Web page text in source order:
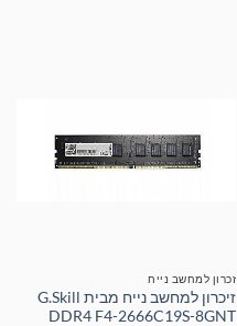
זכרון למחשב נייח
זיכרון למחשב נייח מבית G.Skill
DDR4 F4-2666C19S-8GNT